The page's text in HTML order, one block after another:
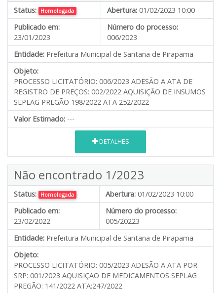
Status: Homologada Abertura: 01/02/2023 10:00
Publicado em:
23/01/2023
Número do processo:
006/2023
Entidade: Prefeitura Municipal de Santana de Pirapama
Objeto:
PROCESSO LICITATÓRIO: 006/2023 ADESÃO A ATA DE
REGISTRO DE PREÇOS: 002/2022 AQUISIÇÃO DE INSUMOS
SEPLAG PREGÃO 198/2022 ATA 252/2022
Valor Estimado: ---
DETALHES
Não encontrado 1/2023
Status: Homologada Abertura: 01/02/2023 10:00
Publicado em:
23/02/2022
Número do processo:
005/20223
Entidade: Prefeitura Municipal de Santana de Pirapama
Objeto:
PROCESSO LICITATÓRIO: 005/2023 ADESÃO A ATA POR
SRP: 001/2023 AQUISIÇÃO DE MEDICAMENTOS SEPLAG
PREGÃO: 141/2022 ATA:247/2022